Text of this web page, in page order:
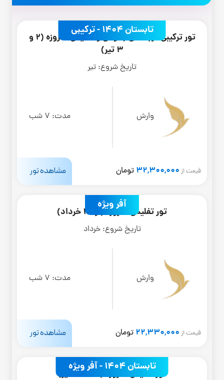
تابستان 1404 - ترکیبی
تور ترکیبی گرجستان باتومی و تفلیس 8 روزه (2 و
3 تیر)
تاریخ شروع: تیر
وارش مدت: 7 شب
قیمت از 32,300,000 تومان مشاهده تور
آفر ویژهتور تفلیس 8 روزه (از 20 خرداد)
تاریخ شروع: خرداد
وارش مدت: 7 شب
قیمت از 22,330,000 تومان مشاهده تور
تابستان 1404 - آفر ویژه
تور تفلیس 8 روزه (4 تا 31 تیر)